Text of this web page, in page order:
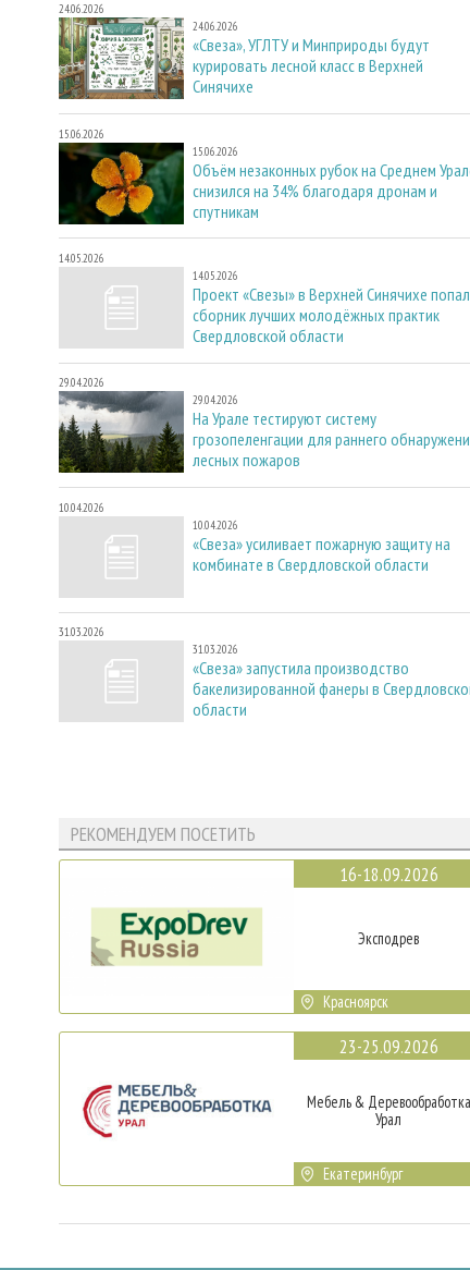
24.06.2026
24.06.2026
«Свеза», УГЛТУ и Минприроды будут
курировать лесной класс в Верхней
Синячихе
15.06.2026
15.06.2026
Объём незаконных рубок на Среднем
снизился на 34% благодаря дронам и
спутникам
14.05.2026
14.05.2026
Проект «Свезы» в Верхней Синячихе
сборник лучших молодёжных практик
Свердловской области
29.04.2026
29.04.2026
На Урале тестируют систему
грозопеленгации для раннего
лесных пожаров
10.04.2026
10.04.2026
«Свеза» усиливает пожарную защиту на
комбинате в Свердловской области
31.03.2026
31.03.2026
«Свеза» запустила производство
бакелизированной фанеры в
области
РЕКОМЕНДУЕМ ПОСЕТИТЬ
16-18.09.2026
Эксподрев
Красноярск
23-25.09.2026
Мебель & Деревообработка
Урал
Екатеринбург